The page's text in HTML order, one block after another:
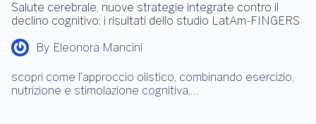
Salute cerebrale, nuove strategie integrate contro il
declino cognitivo: i risultati dello studio LatAm-FINGERS
By Eleonora Mancini
scopri come l’approccio olistico, combinando esercizio,
nutrizione e stimolazione cognitiva,…